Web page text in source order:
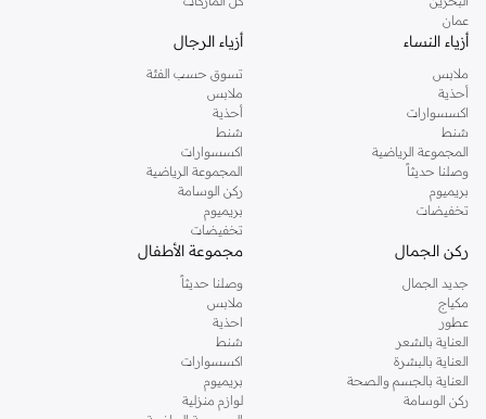
عمان
أزياء النساء
ملابس
أحذية
اكسسوارات
شنط
المجموعة الرياضية
وصلنا حديثاً
بريميوم
تخفيضات
أزياء الرجال
تسوق حسب الفئة
ملابس
أحذية
شنط
اكسسوارات
المجموعة الرياضية
ركن الوسامة
بريميوم
تخفيضات
ركن الجمال
جديد الجمال
مكياج
عطور
العناية بالشعر
العناية بالبشرة
العناية بالجسم والصحة
ركن الوسامة
مجموعة الأطفال
وصلنا حديثاً
ملابس
احذية
شنط
اكسسوارات
بريميوم
لوازم منزلية